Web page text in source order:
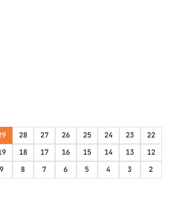
28 27 26 25 24 23
22
18 17 16 15 14 13
12
9 8 7 6 5 4 3
2